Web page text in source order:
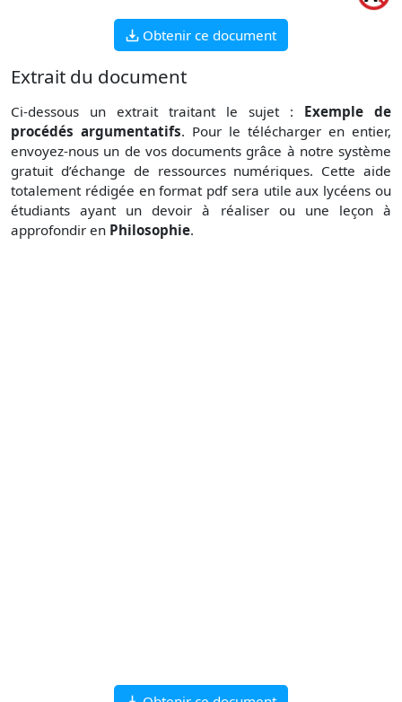
Obtenir ce document
Extrait du document
Ci-dessous un extrait traitant le sujet : Exemple de
procédés argumentatifs. Pour le télécharger en entier,
envoyez-nous un de vos documents grâce à notre système
gratuit d’échange de ressources numériques. Cette aide
totalement rédigée en format pdf sera utile aux lycéens ou
étudiants ayant un devoir à réaliser ou une leçon à
approfondir en Philosophie.